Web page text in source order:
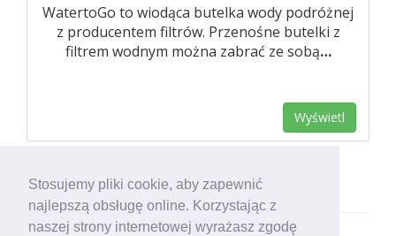
Stosujemy pliki cookie, aby zapewnić
najlepszą obsługę online. Korzystając z
naszej strony internetowej wyrażasz zgodę
WatertoGo to wiodąca butelka wody podróżnej
z producentem filtrów. Przenośne butelki z
filtrem wodnym można zabrać ze sobą…
Wyświetl